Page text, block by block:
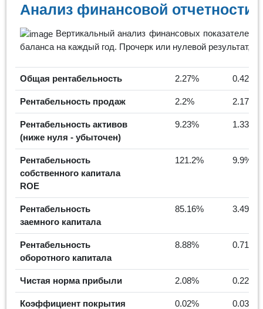
Анализ финансовой
Вертикальный анализ финансовых показателей
баланса на каждый год. Прочерк или нулевой результат,
Общая рентабельность 2.27% 0.42%
Рентабельность продаж 2.2% 2.17%
Рентабельность активов
(ниже нуля - убыточен)
9.23% 1.33%
Рентабельность
собственного капитала
ROE
121.2% 9.9%
Рентабельность
заемного капитала
85.16% 3.49%
Рентабельность
оборотного капитала
8.88% 0.71%
Чистая норма прибыли 2.08% 0.22%
Коэффициент покрытия
0.02% 0.03%